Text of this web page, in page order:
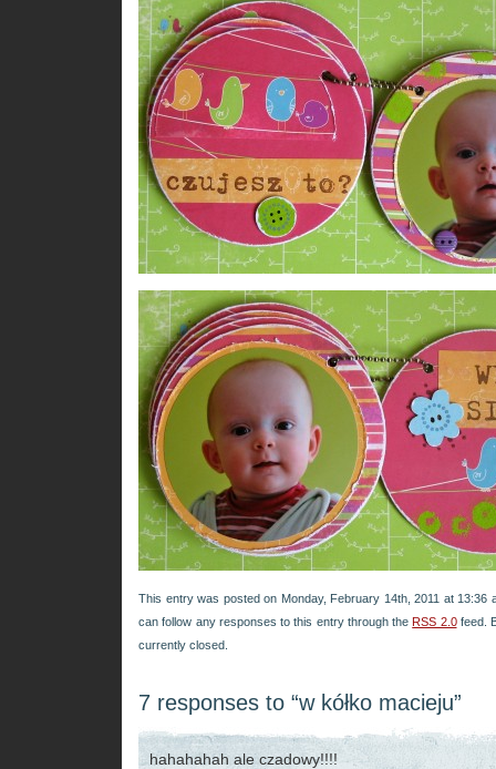
This entry was posted on Monday, February 14th, 2011 at 13:36
can follow any responses to this entry through the RSS 2.0feed.
currently closed.
7 responses to “w kółko macieju”
hahahahah ale czadowy!!!!